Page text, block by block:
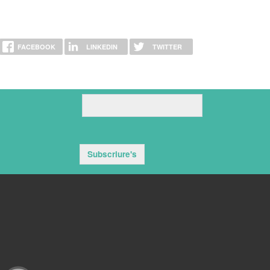
FACEBOOK LINKEDIN TWITTER
Subscriure's